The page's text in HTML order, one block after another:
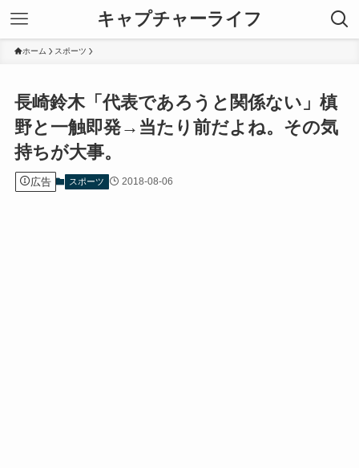
キャプチャーライフ
ホーム スポーツ
長崎鈴木「代表であろうと関係ない」槙
野と一触即発→当たり前だよね。その気
持ちが大事。
広告 スポーツ 2018-08-06